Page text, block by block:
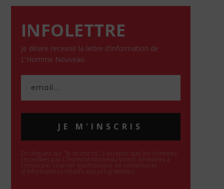
INFOLETTRE
Je désire recevoir la lettre d'information de
L'Homme Nouveau
JE M'INSCRIS
En cliquant sur "Je m'inscris", j'accepte que les données
recueillies par L'Homme Nouveau soient destinées à
l'envoi par courrier électronique de contenus et
d'informations relatifs aux programmes.